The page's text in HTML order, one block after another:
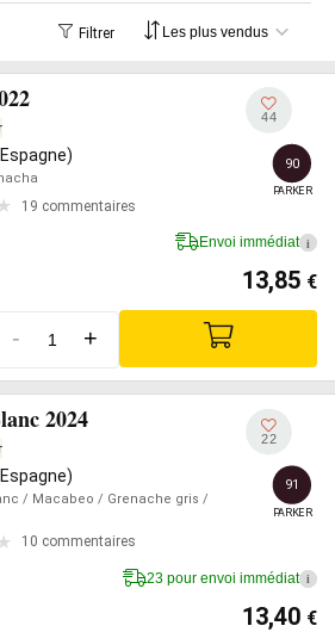
Filtrer
19 commentaires
44
90
PARKER
Envoi immédiat i
13,85 €
- +
2024
/ Macabeo / Grenache gris /
10 commentaires
22
91
PARKER
23 pour envoi immédiat i
13,40 €